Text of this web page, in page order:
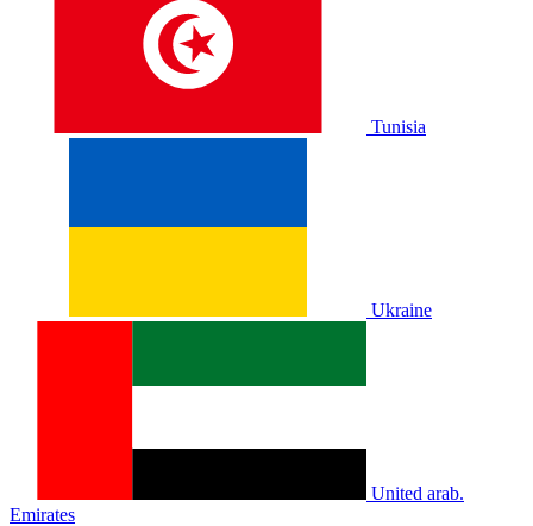
Tunisia
Ukraine
United arab.
Emirates